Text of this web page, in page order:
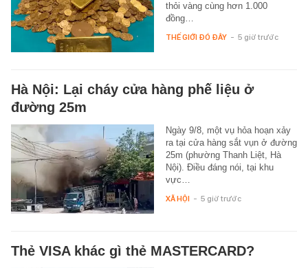
thỏi vàng cùng hơn 1.000
đồng…
THẾ GIỚI ĐÓ ĐÂY - 5 giờ trước
Hà Nội: Lại cháy cửa hàng phế liệu ở
đường 25m
Ngày 9/8, một vụ hỏa hoạn xảy
ra tại cửa hàng sắt vụn ở đường
25m (phường Thanh Liệt, Hà
Nội). Điều đáng nói, tại khu
vực…
XÃ HỘI - 5 giờ trước
Thẻ VISA khác gì thẻ MASTERCARD?